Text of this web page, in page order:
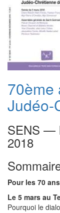
70ème
Judéo-
SENS —
2018
Pour les 70
Le 5 mars au
Pourquoi le